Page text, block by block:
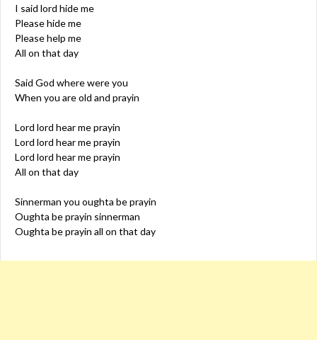
I said lord hide me
Please hide me
Please help me
All on that day
Said God where were you
When you are old and prayin
Lord lord hear me prayin
Lord lord hear me prayin
Lord lord hear me prayin
All on that day
Sinnerman you oughta be prayin
Oughta be prayin sinnerman
Oughta be prayin all on that day